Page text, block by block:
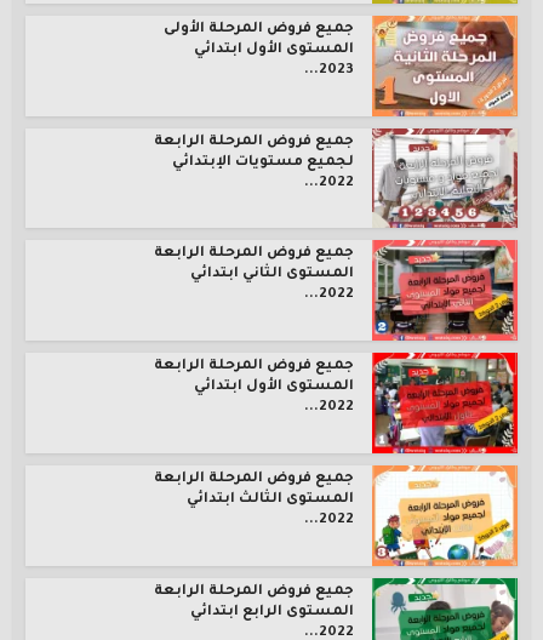
جميع فروض المرحلة الأولى
المستوى الأول ابتدائي
2023...
جميع فروض المرحلة الرابعة
لجميع مستويات الإبتدائي
2022...
جميع فروض المرحلة الرابعة
المستوى الثاني ابتدائي
2022...
جميع فروض المرحلة الرابعة
المستوى الأول ابتدائي
2022...
جميع فروض المرحلة الرابعة
المستوى الثالث ابتدائي
2022...
جميع فروض المرحلة الرابعة
المستوى الرابع ابتدائي
2022...